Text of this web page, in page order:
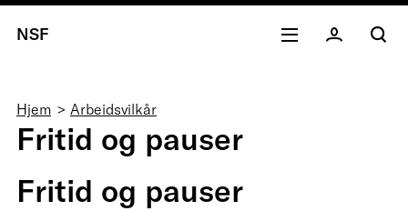
NSF
Navigasjonssti
Hjem Arbeidsvilkår
Fritid og pauser
Fritid og pauser